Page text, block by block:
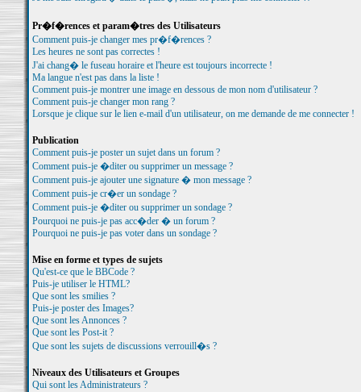
Pr�f�rences et param�tres des Utilisateurs
Comment puis-je changer mes pr�f�rences ?
Les heures ne sont pas correctes !
J'ai chang� le fuseau horaire et l'heure est toujours incorrecte !
Ma langue n'est pas dans la liste !
Comment puis-je montrer une image en dessous de mon nom d'utilisateur ?
Comment puis-je changer mon rang ?
Lorsque je clique sur le lien e-mail d'un utilisateur, on me demande de me connecter !
Publication
Comment puis-je poster un sujet dans un forum ?
Comment puis-je �diter ou supprimer un message ?
Comment puis-je ajouter une signature � mon message ?
Comment puis-je cr�er un sondage ?
Comment puis-je �diter ou supprimer un sondage ?
Pourquoi ne puis-je pas acc�der � un forum ?
Pourquoi ne puis-je pas voter dans un sondage ?
Mise en forme et types de sujets
Qu'est-ce que le BBCode ?
Puis-je utiliser le HTML?
Que sont les smilies ?
Puis-je poster des Images?
Que sont les Annonces ?
Que sont les Post-it ?
Que sont les sujets de discussions verrouill�s ?
Niveaux des Utilisateurs et Groupes
Qui sont les Administrateurs ?